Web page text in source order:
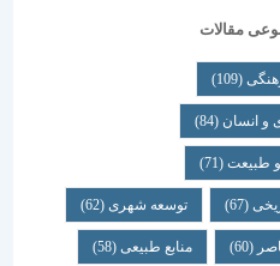
(84)
(71)
توسعه شهری(62)
منابع طبیعی(58)